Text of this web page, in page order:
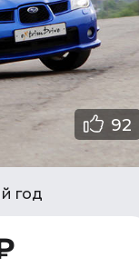
92
год